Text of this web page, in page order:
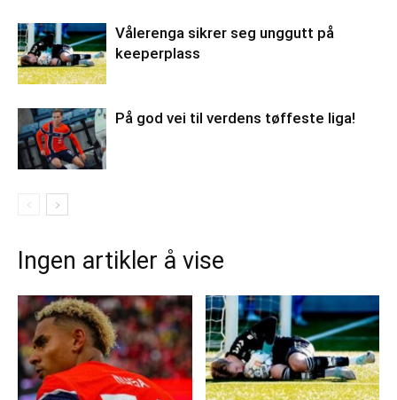
Vålerenga sikrer seg unggutt på
keeperplass
På god vei til verdens tøffeste liga!
Ingen artikler å vise